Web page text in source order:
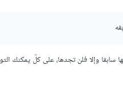
سابقا وإلا فلن تجدها، على كلّ يمكنك